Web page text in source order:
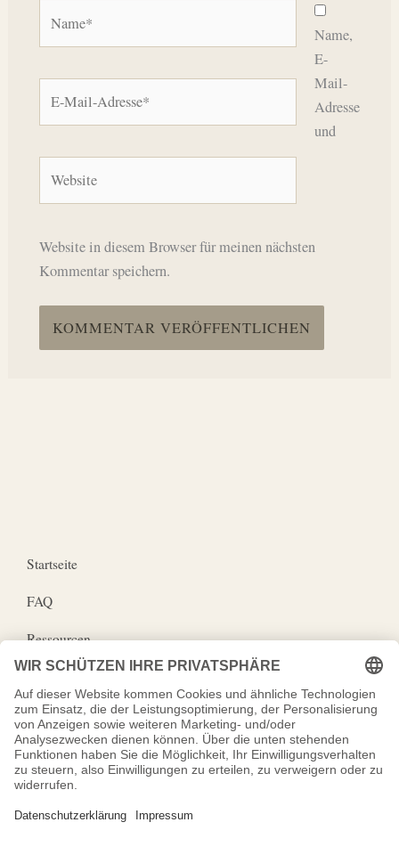
Mail-
Name,
E-
Mail-
Adresse
und
Website in diesem Browser für meinen nächsten
Kommentar speichern.
Startseite
FAQ
Ressourcen
Wirkungspartner
Impressum
Datenschutz
Kosmos der Erinnerung